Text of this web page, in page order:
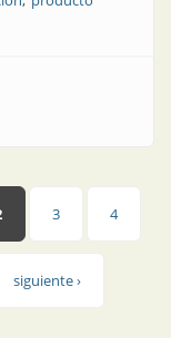
conexiones eléctricas
3 4
siguiente ›